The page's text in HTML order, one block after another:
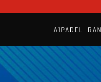
A1PADEL